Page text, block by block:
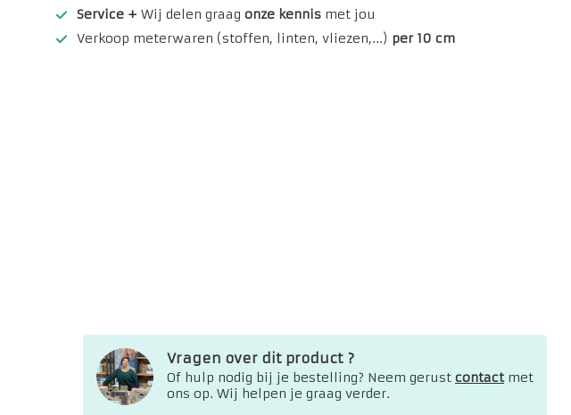
Service + Wij delen graagonze kennis met jou
Verkoop meterwaren (stoffen, linten, vliezen,...) per 10 cm
Vragen over dit product ?
Of hulp nodig bij je bestelling? Neem gerust contactmet
ons op. Wij helpen je graag verder.